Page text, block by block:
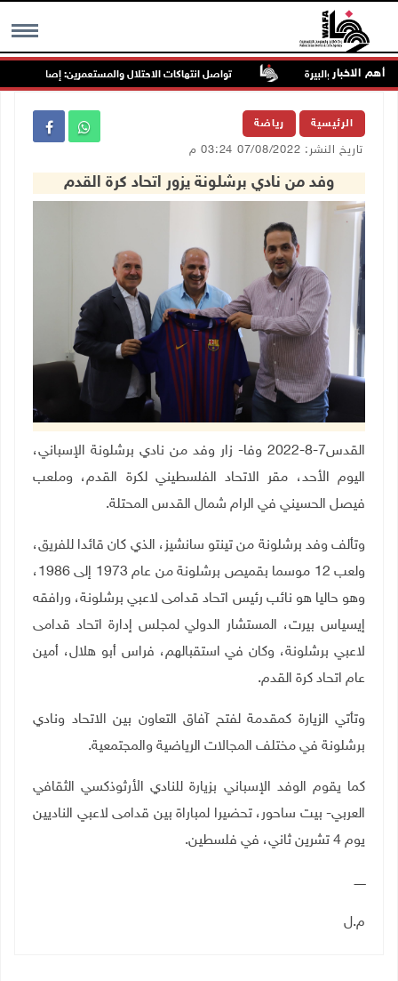
MENU أهم الاخبار تواصل انتهاكات الاحتلال والمستعمرين: إصابات
الرئيسية رياضة
تاريخ النشر: 07/08/2022 03:24 م
وفد من نادي برشلونة يزور اتحاد كرة القدم
القدس7-8-2022 وفا-
زار وفد من نادي برشلونة الإسباني،
اليوم الأحد، مقر الاتحاد الفلسطيني لكرة القدم، وملعب
فيصل الحسيني في الرام شمال القدس المحتلة.
وتألف وفد برشلونة من تينتو سانشيز، الذي كان قائدا للفريق،
ولعب 12 موسما بقميص برشلونة من عام 1973 إلى 1986،
وهو حاليا هو نائب رئيس اتحاد قدامى لاعبي برشلونة، ورافقه
إيسياس بيرت، المستشار الدولي لمجلس إدارة اتحاد قدامى
لاعبي برشلونة، وكان في استقبالهم، فراس أبو هلال، أمين
عام اتحاد كرة القدم.
وتأتي الزيارة كمقدمة لفتح آفاق التعاون بين الاتحاد ونادي
برشلونة في مختلف المجالات الرياضية والمجتمعية.
كما يقوم الوفد الإسباني بزيارة للنادي الأرثوذكسي الثقافي
العربي- بيت ساحور، تحضيرا لمباراة بين قدامى لاعبي الناديين
يوم 4 تشرين ثاني، في فلسطين.
ــــــ
م.ل